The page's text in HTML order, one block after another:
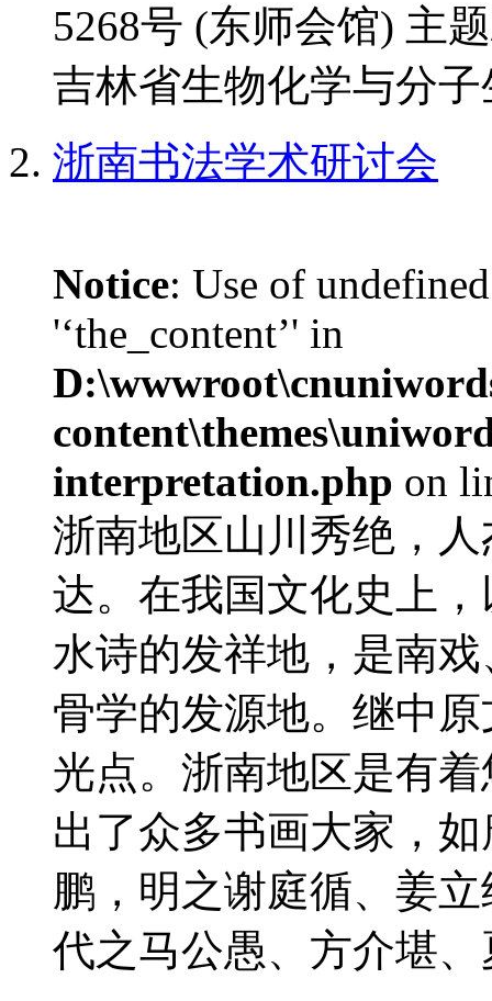
5268号 (东师会馆) 主
吉林省生物化学与分
浙南书法学术研讨会
Notice: Use of
'‘the_content’' in
interpretation.php on
浙南地区山川秀绝，
达。在我国文化史上
水诗的发祥地，是南
骨学的发源地。继中
光点。浙南地区是有
出了众多书画大家，
鹏，明之谢庭循、姜
代之马公愚、方介堪